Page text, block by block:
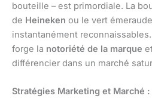
bouteille – est primordiale. La
de Heineken ou le vert
instantanément
forge la notoriété de la marque
différencier dans un marché
Stratégies Marketing et Marché